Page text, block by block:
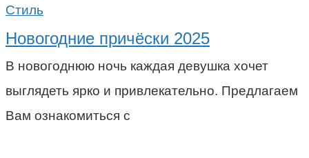
Стиль
Новогодние причёски 2025
В новогоднюю ночь каждая девушка хочет
выглядеть ярко и привлекательно. Предлагаем
Вам ознакомиться с